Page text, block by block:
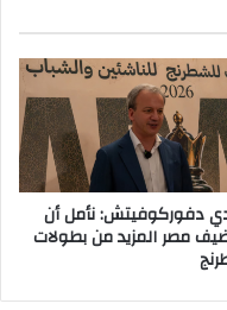
دفوركوفيتش: نأمل أن
مصر المزيد من بطولات